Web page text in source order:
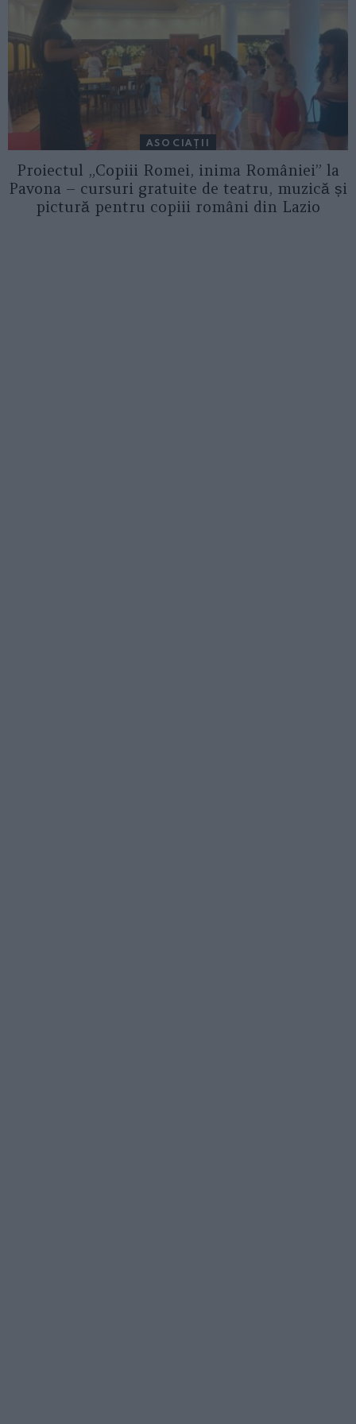
ASOCIAŢII
Proiectul „Copiii Romei, inima României” la
Pavona – cursuri gratuite de teatru, muzică și
pictură pentru copiii români din Lazio